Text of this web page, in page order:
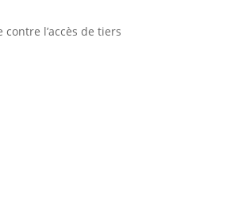
l’accès de tiers